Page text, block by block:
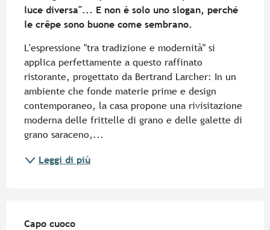
luce diversa"... E non è solo uno slogan, perché
le crêpe sono buone come sembrano.
L'espressione "tra tradizione e modernità" si
applica perfettamente a questo raffinato
ristorante, progettato da Bertrand Larcher: In un
ambiente che fonde materie prime e design
contemporaneo, la casa propone una rivisitazione
moderna delle frittelle di grano e delle galette di
grano saraceno,...
Leggi di più
Capo cuoco
Capo cuoco